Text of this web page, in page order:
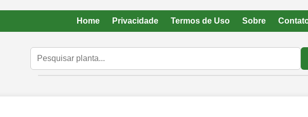
Home Privacidade Termos de Uso Sobre